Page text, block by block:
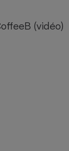
(vidéo)